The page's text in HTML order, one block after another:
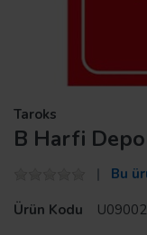
Taroks
B Harfi
Bu
Ürün Kodu
U09002